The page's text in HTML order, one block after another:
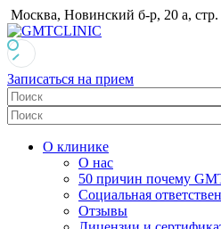
Москва, Новинский б-р, 20 а, стр.
Записаться на прием
О клинике
О нас
50 причин почему
Социальная
Отзывы